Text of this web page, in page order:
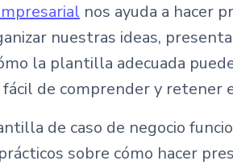
nos ayuda a hacer
nuestras ideas,
la plantilla adecuada
de comprender y retener
de caso de negocio
sobre cómo hacer